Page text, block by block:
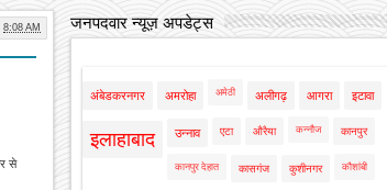
8:08 AM
से
जनपदवार न्यूज़ अपडेट्स
अंबेडकरनगर अमरोहा अमेठी अलीगढ़ आगरा इटावा
इलाहाबाद उन्नाव एटा औरैया कन्नौज कानपुर
कानपुर देहात कासगंज कुशीनगर कौशांबी